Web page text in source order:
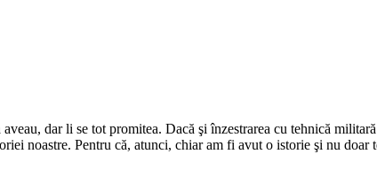
dar li se tot promitea. Dacă şi înzestrarea cu tehnică
noastre. Pentru că, atunci, chiar am fi avut o istorie şi nu